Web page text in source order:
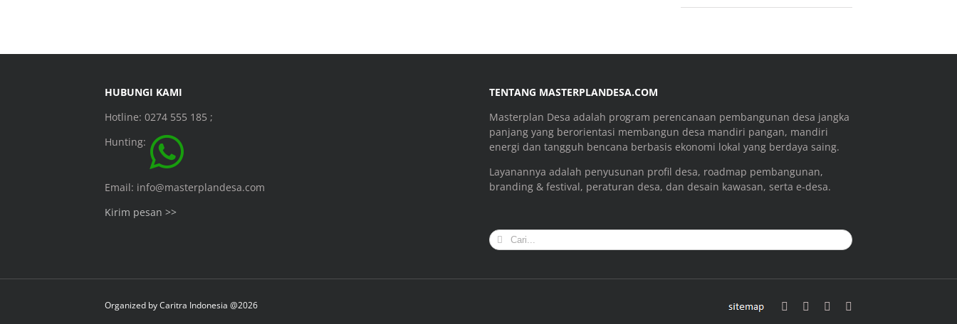
HUBUNGI KAMI
Hotline: 0274 555 185 ;
Hunting:
Email: info@masterplandesa.com
Kirim pesan >>
TENTANG MASTERPLANDESA.COM
Masterplan Desa adalah program perencanaan pembangunan desa jangka
panjang yang berorientasi membangun desa mandiri pangan, mandiri
energi dan tangguh bencana berbasis ekonomi lokal yang berdaya saing.
Layanannya adalah penyusunan profil desa, roadmap pembangunan,
branding & festival, peraturan desa, dan desain kawasan, serta e-desa.
Search
for:
Organized byCaritra Indonesia @2026 sitemap Facebook
Email YouTube